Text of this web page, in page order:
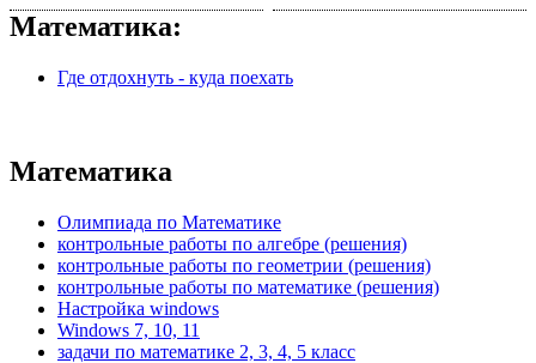
Математика:
Где отдохнуть - куда поехать
Математика
Олимпиада по Математике
контрольные работы по алгебре (решения)
контрольные работы по геометрии (решения)
контрольные работы по математике (решения)
Настройка windows
Windows 7, 10, 11
задачи по математике 2, 3, 4, 5 класс